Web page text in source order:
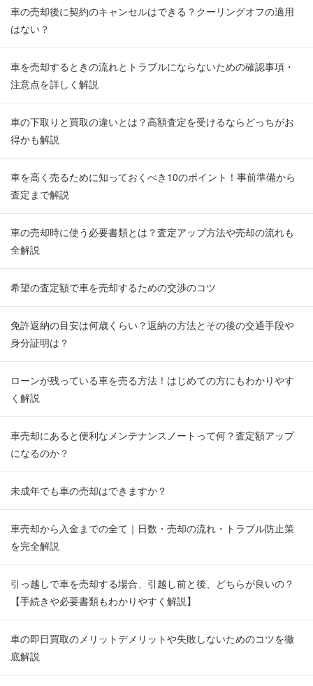
車の売却後に契約のキャンセルはできる？クーリングオフの適用
はない？
車を売却するときの流れとトラブルにならないための確認事項・
注意点を詳しく解説
車の下取りと買取の違いとは？高額査定を受けるならどっちがお
得かも解説
車を高く売るために知っておくべき10のポイント！事前準備から
査定まで解説
車の売却時に使う必要書類とは？査定アップ方法や売却の流れも
全解説
希望の査定額で車を売却するための交渉のコツ
免許返納の目安は何歳くらい？返納の方法とその後の交通手段や
身分証明は？
ローンが残っている車を売る方法！はじめての方にもわかりやす
く解説
車売却にあると便利なメンテナンスノートって何？査定額アップ
になるのか？
未成年でも車の売却はできますか？
車売却から入金までの全て｜日数・売却の流れ・トラブル防止策
を完全解説
引っ越しで車を売却する場合、引越し前と後、どちらが良いの？
【手続きや必要書類もわかりやすく解説】
車の即日買取のメリットデメリットや失敗しないためのコツを徹
底解説